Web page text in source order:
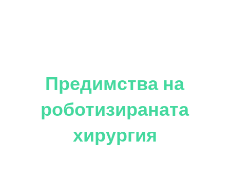
Предимства на
роботизираната
хирургия